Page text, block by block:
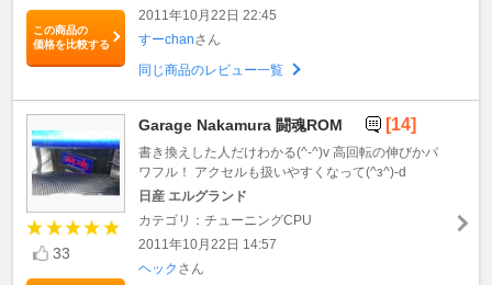
この商品の
価格を比較する
2011年10月22日 22:45
すーchanさん
同じ商品のレビュー一覧
33
Garage Nakamura 闘魂ROM [14]
書き換えした人だけわかる(^-^)v 高回転の伸びかパ
ワフル！ アクセルも扱いやすくなって(^з^)-d
日産 エルグランド
カテゴリ：チューニングCPU
2011年10月22日 14:57
ヘック さん